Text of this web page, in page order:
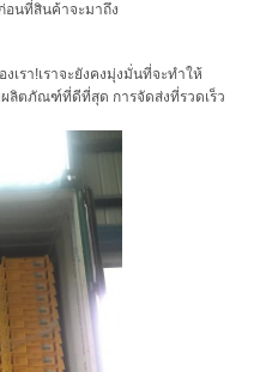
นที่สินค้าจะมาถึง
รา!เราจะยังคงมุ่งมั่นที่จะทำให้
ลิตภัณฑ์ที่ดีที่สุด การจัดส่งที่รวดเร็ว